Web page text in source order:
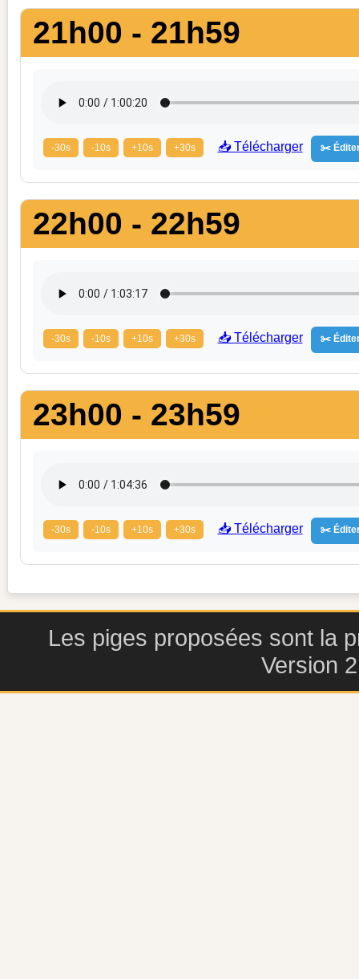
21h00 - 21h59
-30s -10s +10s +30s 📥 Télécharger ✂️
22h00 - 22h59
-30s -10s +10s +30s 📥 Télécharger ✂️
23h00 - 23h59
-30s -10s +10s +30s 📥 Télécharger ✂️
Les piges proposées sont la
Version